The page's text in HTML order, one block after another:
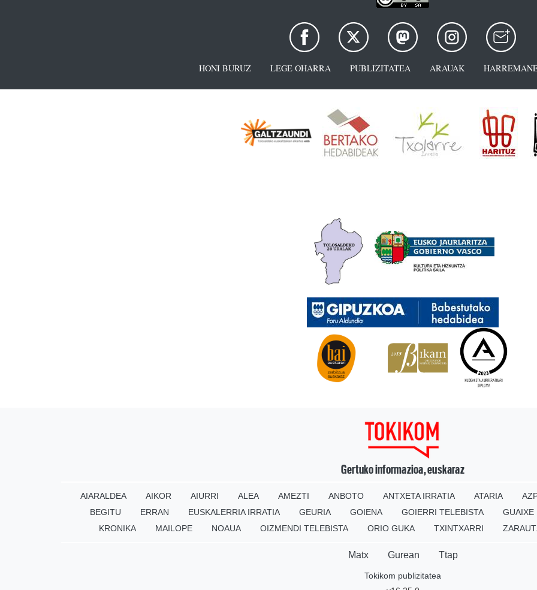
HONI BURUZ LEGE OHARRA PUBLIZITATEA ARAUAK
Gertuko informazioa, euskaraz
AIARALDEA AIKOR AIURRI ALEA AMEZTI ANBOTO ANTXETA IRRATIA ATARIA
BEGITU
ERRAN EUSKALERRIA IRRATIA GEURIA GOIENA GOIERRI TELEBISTA GUAIXE
KRONIKA
MAILOPE NOAUA OIZMENDI TELEBISTA ORIO GUKA TXINTXARRI
Matx Gurean Ttap
Tokikom publizitatea